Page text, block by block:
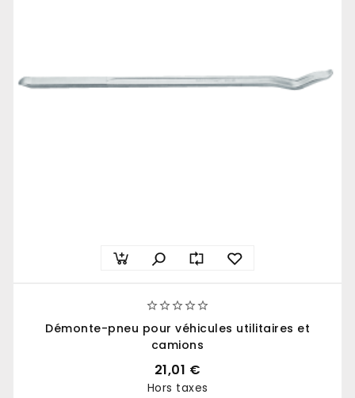

Démonte-pneu pour véhicules utilitaires et
camions
21,01 €
Hors taxes